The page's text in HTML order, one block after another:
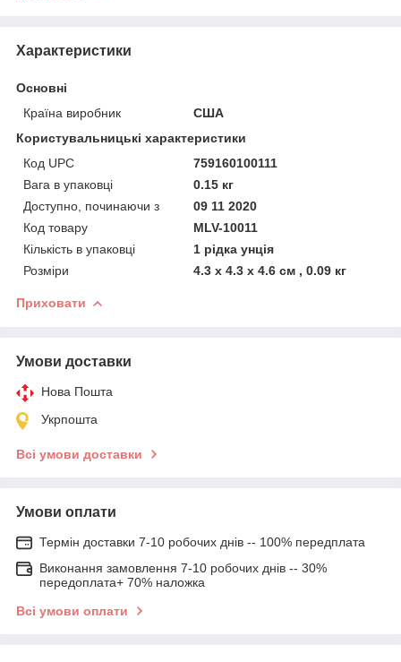
Характеристики
Основні
Країна виробник
США
Користувальницькі характеристики
Код UPC
759160100111
Вага в упаковці
0.15 кг
Доступно, починаючи з
09 11 2020
Код товару
MLV-10011
Кількість в упаковці
1 рідка унція
Розміри
4.3 x 4.3 x 4.6 см , 0.09 кг
Приховати
Умови доставки
Нова Пошта
Укрпошта
Всі умови доставки
Умови оплати
Термін доставки 7-10 робочих днів -- 100% передплата
Виконання замовлення 7-10 робочих днів -- 30%
передоплата+ 70% наложка
Всі умови оплати